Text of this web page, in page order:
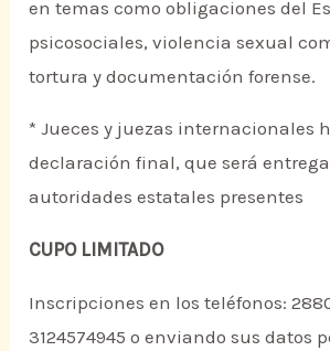
en temas como obligaciones del
psicosociales, violencia sexual
tortura y documentación forense.
* Jueces y juezas internacionales
declaración final, que será
autoridades estatales presentes
CUPO LIMITADO
Inscripciones en los teléfonos:
3124574945 o enviando sus datos